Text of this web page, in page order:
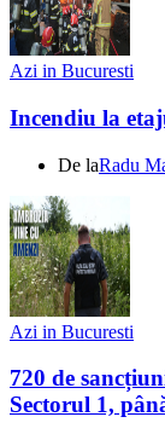
Azi in Bucuresti
Incendiu la
De laRadu
Azi in Bucuresti
720 de
Sectorul 1,